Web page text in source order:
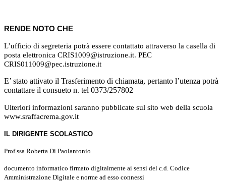
RENDE NOTO CHE
L’ufficio di segreteria potrà essere contattato attraverso la casella di
posta elettronica CRIS1009@istruzione.it. PEC
CRIS011009@pec.istruzione.it
E’ stato attivato il Trasferimento di chiamata, pertanto l’utenza potrà
contattare il consueto n. tel 0373/257802
Ulteriori informazioni saranno pubblicate sul sito web della scuola
www.sraffacrema.gov.it
IL DIRIGENTE SCOLASTICO
Prof.ssa Roberta Di Paolantonio
documento informatico firmato digitalmente ai sensi del c.d. Codice
Amministrazione Digitale e norme ad esso connessi